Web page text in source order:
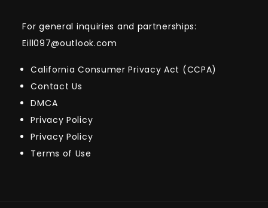
For general inquiries and partnerships:
Eill097@outlook.com
California Consumer Privacy Act (CCPA)
Contact Us
DMCA
Privacy Policy
Privacy Policy
Terms of Use